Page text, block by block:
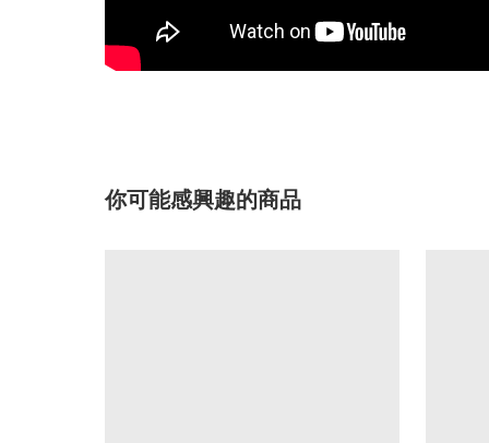
你可能感興趣的商品